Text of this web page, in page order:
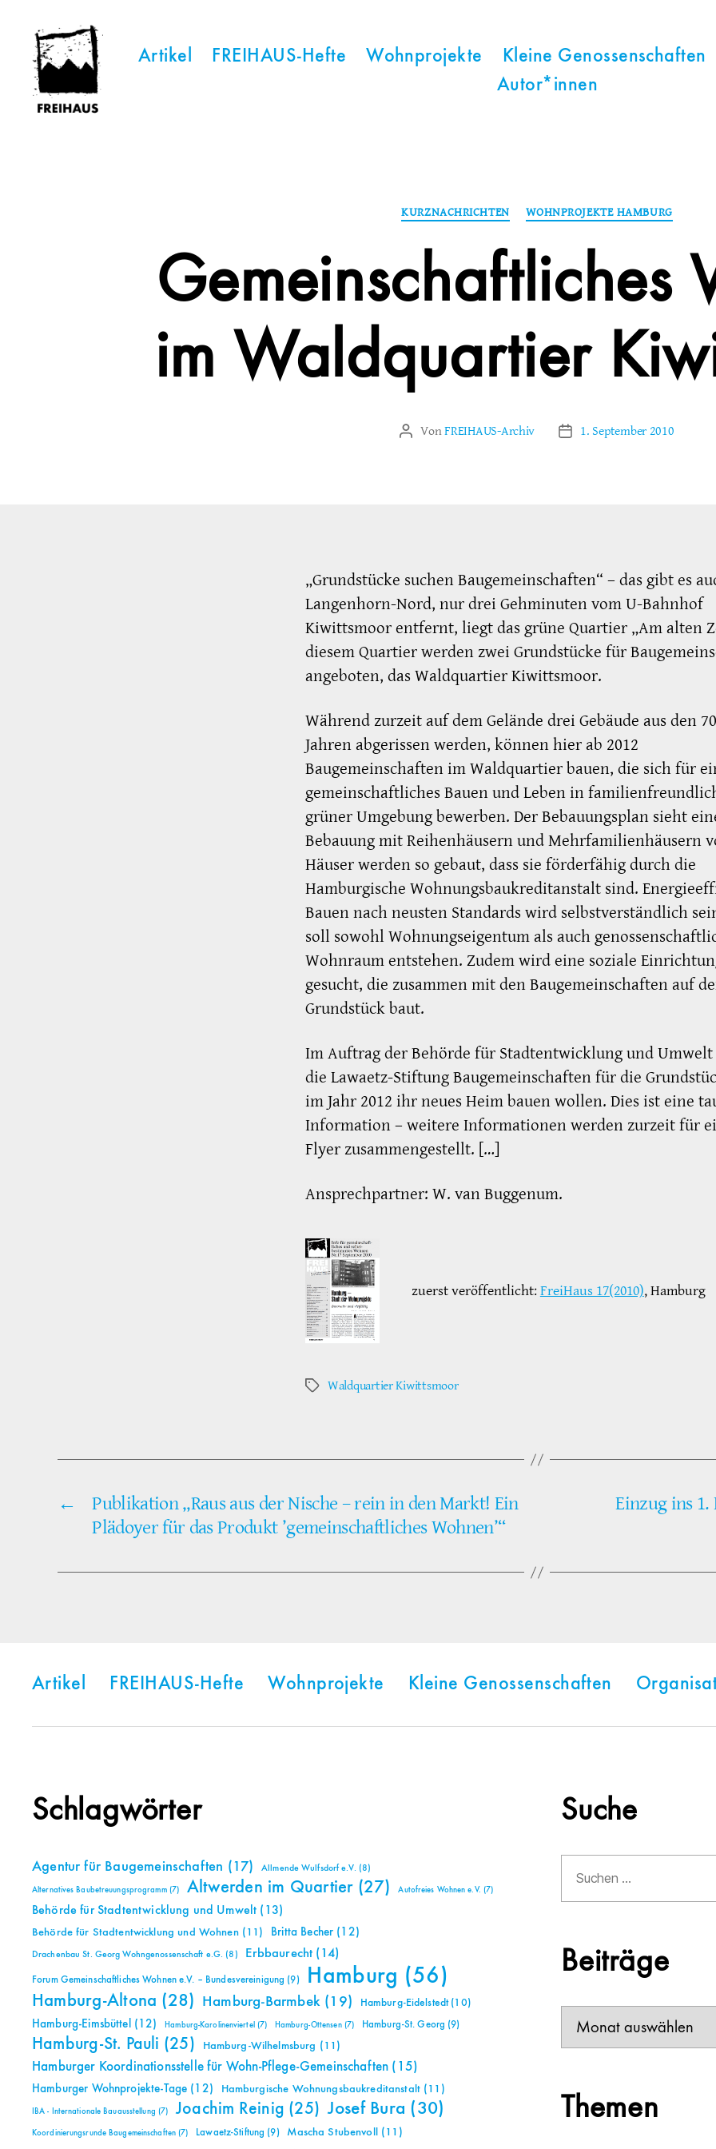
Artikel FREIHAUS-Hefte Wohnprojekte Kleine Genossenschaften
Autor*innen
Kategorien
KURZNACHRICHTEN WOHNPROJEKTE HAMBURG
Gemeinschaftliches
im Waldquartier
Beitragsautor
VonFREIHAUS-Archiv Veröffentlichungsdatum
1. September 2010
„Grundstücke suchen Baugemeinschaften“ – das gibt es
Langenhorn-Nord, nur drei Gehminuten vom U-Bahnhof
Kiwittsmoor entfernt, liegt das grüne Quartier „Am alten
diesem Quartier werden zwei Grundstücke für
angeboten, das Waldquartier Kiwittsmoor.
Während zurzeit auf dem Gelände drei Gebäude aus den
Jahren abgerissen werden, können hier ab 2012
Baugemeinschaften im Waldquartier bauen, die sich für
gemeinschaftliches Bauen und Leben in
grüner Umgebung bewerben. Der Bebauungsplan sieht
Bebauung mit Reihenhäusern und Mehrfamilienhäusern
Häuser werden so gebaut, dass sie förderfähig durch die
Hamburgische Wohnungsbaukreditanstalt sind.
Bauen nach neusten Standards wird selbstverständlich
soll sowohl Wohnungseigentum als auch
Wohnraum entstehen. Zudem wird eine soziale
gesucht, die zusammen mit den Baugemeinschaften auf
Grundstück baut.
Im Auftrag der Behörde für Stadtentwicklung und
die Lawaetz-Stiftung Baugemeinschaften für die
im Jahr 2012 ihr neues Heim bauen wollen. Dies ist eine
Information – weitere Informationen werden zurzeit für
Flyer zusammengestellt. […]
Ansprechpartner: W. van Buggenum.
zuerst veröffentlicht:FreiHaus 17(2010), Hamburg
Schlagwörter
Waldquartier Kiwittsmoor
←
Publikation „Raus aus der Nische – rein in den Markt! Ein
Plädoyer für das Produkt ’gemeinschaftliches Wohnen’“
Einzug ins
Artikel FREIHAUS-Hefte Wohnprojekte Kleine Genossenschaften
Schlagwörter
Agentur für Baugemeinschaften (17) Allmende Wulfsdorf e.V. (8)
Alternatives Baubetreuungsprogramm(7) Altwerden im Quartier(27) Autofreies Wohnen e.V. (7)
Behörde für Stadtentwicklung und Umwelt (13)
Behörde für Stadtentwicklung und Wohnen(11) Britta Becher (12)
Drachenbau St. Georg Wohngenossenschaft e.G. (8) Erbbaurecht (14)
Forum Gemeinschaftliches Wohnen e.V. – Bundesvereinigung (9) Hamburg (56)
Hamburg-Altona (28) Hamburg-Barmbek (19) Hamburg-Eidelstedt(10)
Hamburg-Eimsbüttel (12) Hamburg-Karolinenviertel (7) Hamburg-Ottensen(7) Hamburg-St. Georg (9)
Hamburg-St. Pauli (25) Hamburg-Wilhelmsburg (11)
Hamburger Koordinationsstelle für Wohn-Pflege-Gemeinschaften (15)
Hamburger Wohnprojekte-Tage (12) Hamburgische Wohnungsbaukreditanstalt (11)
IBA - Internationale Bauausstellung (7) Joachim Reinig (25) Josef Bura (30)
Koordinierungsrunde Baugemeinschaften(7) Lawaetz-Stiftung (9) Mascha Stubenvoll
(11)
Suche
nach:
Beiträge
Themen